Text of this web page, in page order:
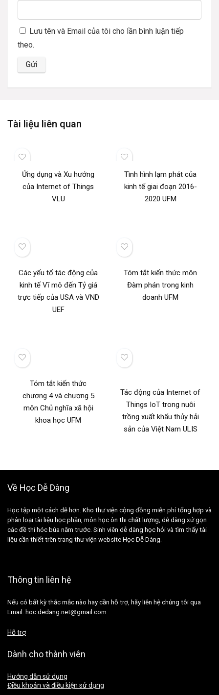
Lưu tên và Email của tôi cho lần bình luận tiếp
theo.
Tài liệu liên quan
Ứng dụng và Xu hướng
của Internet of Things
VLU
Tình hình lạm phát của
kinh tế giai đoạn 2016-
2020 UFM
Các yếu tố tác động của
kinh tế Vĩ mô đến Tỷ giá
trực tiếp của USA và VND
UEF
Tóm tắt kiến thức môn
Đàm phán trong kinh
doanh UFM
Tóm tắt kiến thức
chương 4 và chương 5
môn Chủ nghĩa xã hội
khoa học UFM
Tác động của Internet of
Things IoT trong nuôi
trồng xuất khẩu thủy hải
sản của Việt Nam ULIS
Về Học Dễ Dàng
Học tập một cách dễ hơn. Kho thư viện cộng đồng miễn phí tổng hợp và
phân loại tài liệu học phần, môn học ôn thi chất lượng, dễ dàng xử gọn
các đề thi hóc búa năm trước. Sinh viên dễ dàng học hỏi và tìm thấy tài
liệu cần thiết trên trang thư viện website Học Dễ Dàng.
Thông tin liên hệ
Nếu có bất kỳ thắc mắc nào hay cần hỗ trợ, hãy liên hệ chúng tôi qua
Email: hoc.dedang.net@gmail.com
Hỗ trợ
Dành cho thành viên
Hướng dẫn sử dụng
Điều khoản và điều kiện sử dụng